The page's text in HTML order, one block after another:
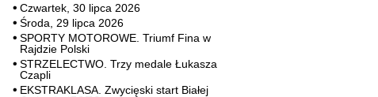
Czwartek, 30 lipca 2026
Środa, 29 lipca 2026
SPORTY MOTOROWE. Triumf Fina w
Rajdzie Polski
STRZELECTWO. Trzy medale Łukasza
Czapli
EKSTRAKLASA. Zwycięski start Białej